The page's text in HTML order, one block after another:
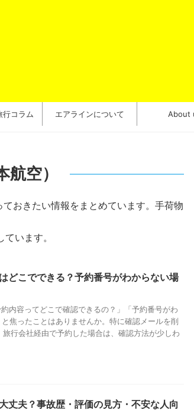
行コラム エアラインについて About
空）
おきたい情報をまとめています。手荷物
います。
どこでできる？予約番号がわからない場
内容ってどこで確認できるの？」「予約番号がわ
焦ったことはありませんか。特に確認メールを削
行会社経由で予約した場合は、確認方法が少しわ
丈夫？事故歴・評価の見方・不安な人向